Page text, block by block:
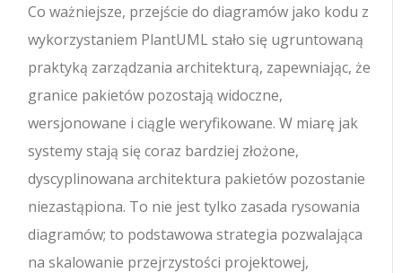
Co ważniejsze, przejście do diagramów jako kodu z
wykorzystaniem PlantUML stało się ugruntowaną
praktyką zarządzania architekturą, zapewniając, że
granice pakietów pozostają widoczne,
wersjonowane i ciągle weryfikowane. W miarę jak
systemy stają się coraz bardziej złożone,
dyscyplinowana architektura pakietów pozostanie
niezastąpiona. To nie jest tylko zasada rysowania
diagramów; to podstawowa strategia pozwalająca
na skalowanie przejrzystości projektowej,